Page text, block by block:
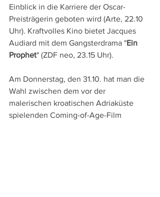
Einblick in die Karriere der Oscar-
Preisträgerin geboten wird (Arte, 22.10
Uhr). Kraftvolles Kino bietet Jacques
Audiard mit dem Gangsterdrama "Ein
Prophet" (ZDF neo, 23.15 Uhr).
Am Donnerstag, den 31.10. hat man die
Wahl zwischen dem vor der
malerischen kroatischen Adriaküste
spielenden Coming-of-Age-Film